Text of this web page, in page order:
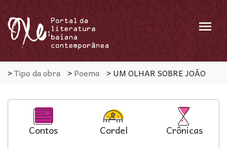
Menu
>Tipo da obra >Poema >UM OLHAR SOBRE JOÃO
Contos Cordel Crônicas